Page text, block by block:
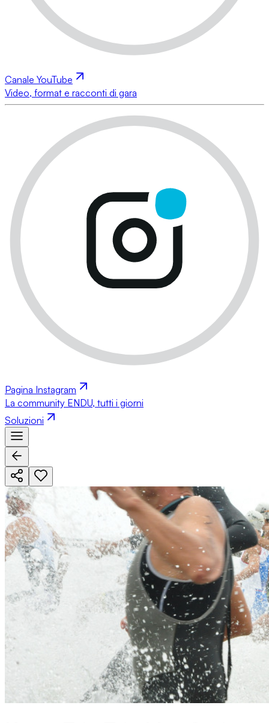
Canale YouTube
Video, format e racconti di gara
Pagina Instagram
La community ENDU, tutti i giorni
Soluzioni